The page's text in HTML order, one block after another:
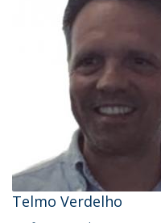
Telmo Verdelho